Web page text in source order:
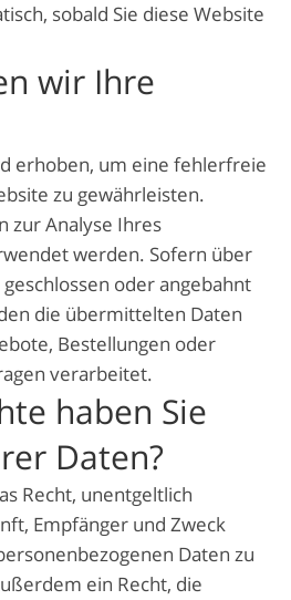
sobald Sie diese Website
wir Ihre
erhoben, um eine fehlerfreie
zu gewährleisten.
zur Analyse Ihres
werden. Sofern über
oder angebahnt
die übermittelten Daten
Bestellungen oder
verarbeitet.
haben Sie
Daten?
Recht, unentgeltlich
Empfänger und Zweck
Daten zu
ein Recht, die